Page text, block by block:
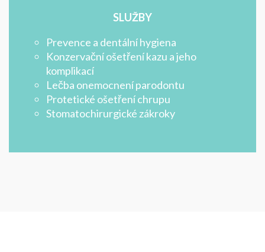
SLUŽBY
Prevence a dentální hygiena
Konzervační ošetření kazu a jeho
komplikací
Lečba onemocnení parodontu
Protetické ošetření chrupu
Stomatochirurgické zákroky